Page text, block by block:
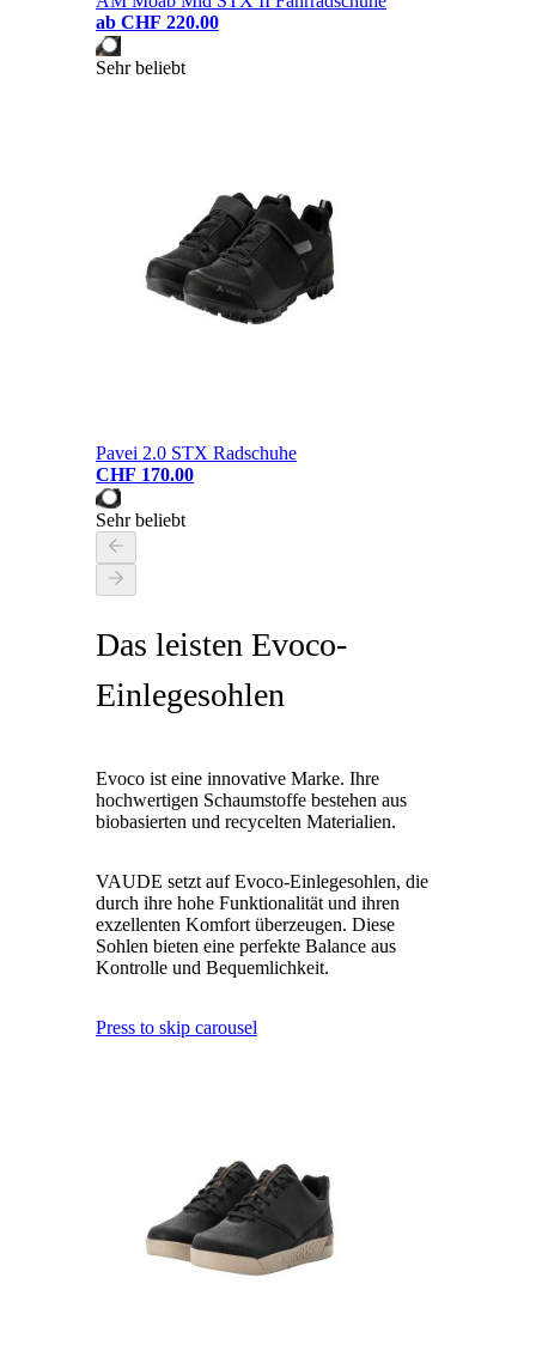
ab CHF 220.00
Sehr beliebt
Pavei 2.0 STX Radschuhe
CHF 170.00
Sehr beliebt
Das leisten Evoco-
Einlegesohlen
Evoco ist eine innovative Marke. Ihre
hochwertigen Schaumstoffe bestehen aus
biobasierten und recycelten Materialien.
VAUDE setzt auf Evoco-Einlegesohlen, die
durch ihre hohe Funktionalität und ihren
exzellenten Komfort überzeugen. Diese
Sohlen bieten eine perfekte Balance aus
Kontrolle und Bequemlichkeit.
Press to skip carousel